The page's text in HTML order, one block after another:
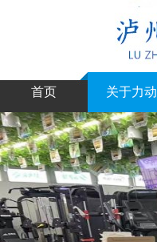
首页 关于力动